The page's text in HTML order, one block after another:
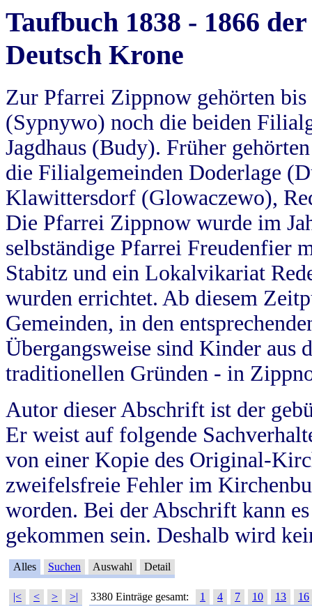
Taufbuch 1838 - 1866
Deutsch Krone
Zur Pfarrei Zippnow gehörten
(Sypnywo) noch die beiden
Jagdhaus (Budy). Früher
die Filialgemeinden Doderlage
Klawittersdorf (Glowaczewo),
Die Pfarrei Zippnow wurde im
selbständige Pfarrei Freudenfier
Stabitz und ein Lokalvikariat
wurden errichtet. Ab diesem
Gemeinden, in den
Übergangsweise sind Kinder aus
traditionellen Gründen - in
Autor dieser Abschrift ist der
Er weist auf folgende
von einer Kopie des Original-
zweifelsfreie Fehler im
worden. Bei der Abschrift kann
gekommen sein. Deshalb wird
Alles Suchen Auswahl Detail
|< < > >| 3380 Einträge gesamt: 1 4 7 10 13
16